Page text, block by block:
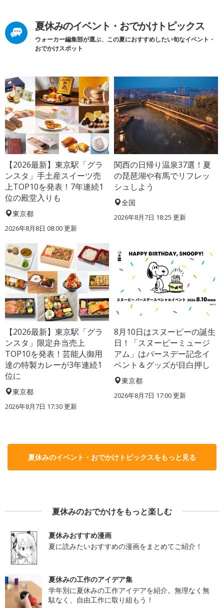
夏休みのイベント・おでかけトピックス
ウォーカー編集部が選ぶ、この夏におすすめしたい旬なイベント・
おでかけスポット
【2026最新】東京駅「グラ
ンスタ」手土産スイーツ売
上TOP10を発表！7年連続1
位の殿堂入りも
東京都
2026年8月8日 08:00更新
関西の日帰り温泉37選！夏
の琵琶湖や有馬でリフレッ
シュしよう
全国
2026年8月7日 18:25 更新
【2026最新】東京駅「グラ
ンスタ」限定弁当売上
TOP10を発表！芸能人御用
達の特製カレーが3年連続1
位に
東京都
2026年8月7日 17:30更新
8月10日はスヌーピーの誕生
日！「スヌーピーミュージ
アム」はバースデー記念イ
ベント＆グッズが目白押し
東京都
2026年8月7日 17:00更新
夏休みのイベント・おでかけトピックスをもっと見る
夏休みのおでかけをもっと楽しむ
夏休みおすすめ漫画
夏に読みたいおすすめの漫画をまとめてご紹介！
夏休みの工作のアイデア集
学年別に夏休みの工作アイデアを紹介。無理なく無
駄なく、自由工作に取り組もう！